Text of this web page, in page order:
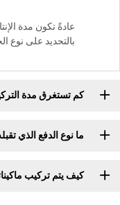
بالتحديد على نوع
كم تستغرق مدة
ما نوع الدفع الذي
كيف يتم تركيب